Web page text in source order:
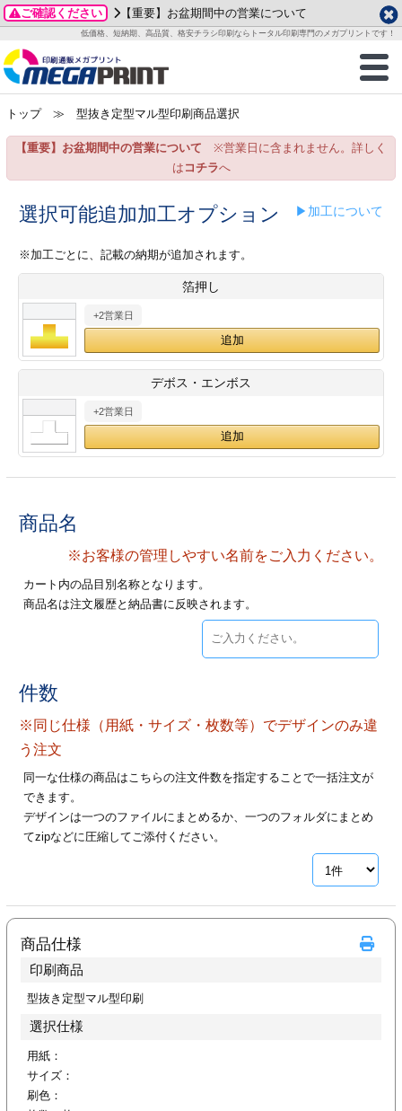
ご確認ください 【重要】お盆期間中の営業について
低価格、短納期、高品質、格安チラシ印刷ならトータル印刷専門のメガプリントです！
商品一覧
グッズ
ステッカー
ックカード印刷
業ツール印刷
＆盛り上げ印刷
ご利用ガイド
お客様へ
いて
方法
/送料について
刷
カード印刷
ックカード名刺
ムカード
型マル型印刷
ード印刷
印刷
ファイル印刷
ァイル印刷
印刷
印刷
リーブ印刷
加工
データ作成ガイド
成前に
ガイド
加工指示ガイド
テンプレート
ード印刷
名刺印刷
ックカード
ード印刷
印刷
形マル型
印刷
名刺印刷
ムカード印刷
刷
カード印刷
フォルダー
ァイル印刷
一覧
わせ
り
プル請求
2026年 8月
月
火 水 木 金
土
1
3
4 5 6 7
8
15
24
25 26 27
29
土
1
2 3
8 9 10 11
12
14
15 16 17 18
19
25
26
28
29 30
トップ≫ 型抜き定型マル型印刷商品選択
【重要】お盆期間中の営業について ※営業日に含まれません。詳しく
は コチラへ
選択可能追加加工オプション ▶加工について
※加工ごとに、記載の納期が追加されます。
箔押し
+2営業日
デボス・エンボス
+2営業日
商品名
※お客様の管理しやすい名前をご入力ください。
カート内の品目別名称となります。
商品名は注文履歴と納品書に反映されます。
件数
※同じ仕様（用紙・サイズ・枚数等）でデザインのみ違
う注文
同一な仕様の商品はこちらの注文件数を指定することで一括注文が
できます。
デザインは一つのファイルにまとめるか、一つのフォルダにまとめ
てzipなどに圧縮してご添付ください。
商品仕様
印刷商品
型抜き定型マル型印刷
選択仕様
用紙：
サイズ：
刷色：